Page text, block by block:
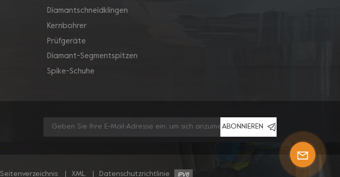
Diamantschneidklingen
Kernbohrer
Prüfgeräte
Diamant-Segmentspitzen
Spike-Schuhe
ABONNIEREN
Seitenverzeichnis XML Datenschutzrichtlinie